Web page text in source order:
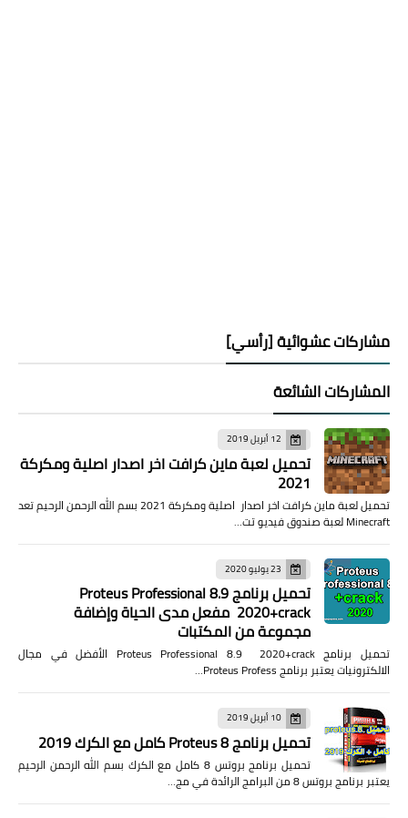
مشاركات عشوائية [رأسي]
المشاركات الشائعة
12 أبريل 2019
تحميل لعبة ماين كرافت اخر اصدار اصلية ومكركة
2021
تحميل لعبة ماين كرافت اخر اصدار اصلية ومكركة 2021 بسم الله الرحمن الرحيم تعد
Minecraft لعبة صندوق فيديو تت…
23 يوليو 2020
تحميل برنامج Proteus Professional 8.9
2020+crack مفعل مدى الحياة وإضافة
مجموعة من المكتبات
تحميل برنامج Proteus Professional 8.9 2020+crack الأفضل في مجال
الالكترونيات يعتبر برنامج Proteus Profess…
10 أبريل 2019
تحميل برنامج Proteus 8 كامل مع الكرك 2019
تحميل برنامج بروتس 8 كامل مع الكرك بسم الله الرحمن الرحيم
يعتبر برنامج بروتس 8 من البرامج الرائدة في مج…